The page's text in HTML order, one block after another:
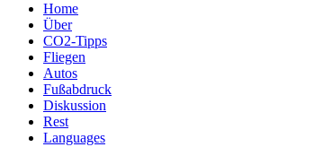
Home
Über
CO2-Tipps
Fliegen
Autos
Fußabdruck
Diskussion
Rest
Languages